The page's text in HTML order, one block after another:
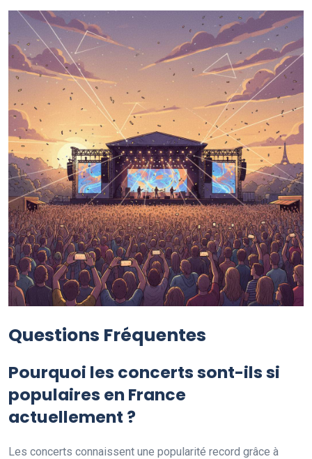
Questions Fréquentes
Pourquoi les concerts sont-ils si
populaires en France
actuellement ?
Les concerts connaissent une popularité record grâce à